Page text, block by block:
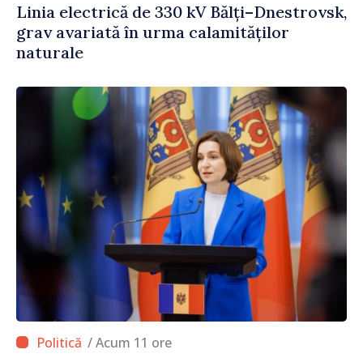
Linia electrică de 330 kV Bălți–Dnestrovsk,
grav avariată în urma calamităților
naturale
/ Acum 11 ore